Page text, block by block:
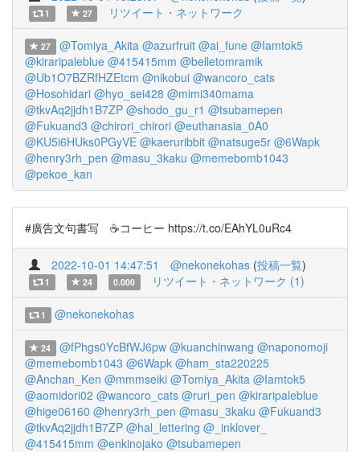
1 27 リツイート・ネットワーク
27 @Tomiya_Akita @azurfruit @ai_fune @Iamtok5
@kiraripaleblue @415415mm @belletomramik
@Ub1O7BZRfHZEtcm @nikobui @wancoro_cats
@Hosohidari @hyo_sei428 @mimi340mama
@tkvAq2jjdh1B7ZP @shodo_gu_r1 @tsubamepen
@Fukuand3 @chirori_chirori @euthanasia_0A0
@KU5i6HUks0PGyVE @kaeruribbit @natsuge5r @6Wapk
@henry3rh_pen @masu_3kaku @memebomb1043
@pekoe_kan
#廣告文句書写 ☕️コーヒー https://t.co/EAhYL0uRc4
2022-10-01 14:47:51 @nekonekohas (投稿一覧)
1 24 0.000 リツイート・ネットワーク (1)
1 @nekonekohas
24 @fPhgs0YcBfWJ6pw @kuanchinwang @naponomoji
@memebomb1043 @6Wapk @ham_sta220225
@Anchan_Ken @mmmseiki @Tomiya_Akita @Iamtok5
@aomidori02 @wancoro_cats @ruri_pen @kiraripaleblue
@hige06160 @henry3rh_pen @masu_3kaku @Fukuand3
@tkvAq2jjdh1B7ZP @hal_lettering @_inklover_
@415415mm @enkinojako @tsubamepen